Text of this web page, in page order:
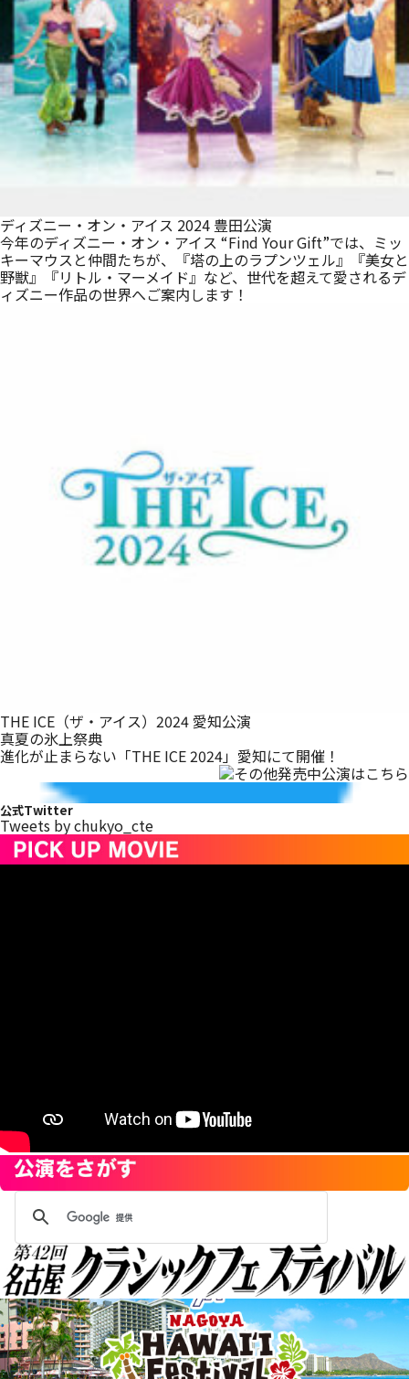
ディズニー・オン・アイス 2024 豊田公演
今年のディズニー・オン・アイス “Find Your Gift”では、ミッ
キーマウスと仲間たちが、『塔の上のラプンツェル』『美女と
野獣』『リトル・マーメイド』など、世代を超えて愛されるデ
ィズニー作品の世界へご案内します！
THE ICE（ザ・アイス）2024 愛知公演
真夏の氷上祭典
進化が止まらない「THE ICE 2024」愛知にて開催！
公式Twitter
Tweets by chukyo_cte